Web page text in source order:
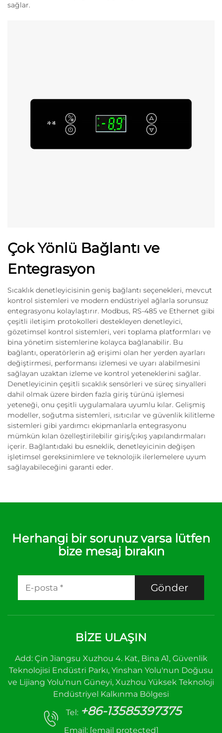
sağlar.
Çok Yönlü Bağlantı ve
Entegrasyon
Sıcaklık denetleyicisinin geniş bağlantı seçenekleri, mevcut
kontrol sistemleri ve modern endüstriyel ağlarla sorunsuz
entegrasyonu kolaylaştırır. Modbus, RS-485 ve Ethernet gibi
çeşitli iletişim protokolleri destekleyen denetleyici,
gözetimsel kontrol sistemleri, veri toplama platformları ve
bina yönetim sistemlerine kolayca bağlanabilir. Bu
bağlantı, operatörlerin ağ erişimi olan her yerden ayarları
değiştirmesi, performansı izlemesi ve uyarı alabilmesini
sağlayan uzaktan izleme ve kontrol yeteneklerini sağlar.
Denetleyicinin çeşitli sıcaklık sensörleri ve süreç sinyalleri
dahil olmak üzere birden fazla giriş türünü işlemesi
yeteneği, onu çeşitli uygulamalara uyumlu kılar. Gelişmiş
modeller, soğutma sistemleri, ısıtıcılar ve güvenlik kilitleme
sistemleri gibi yardımcı ekipmanlarla entegrasyonu
mümkün kılan özelleştirilebilir giriş/çıkış yapılandırmaları
içerir. Bağlantıdaki bu esneklik, denetleyicinin değişen
işletimsel gereksinimlere ve teknolojik ilerlemelere uyum
sağlayabileceğini garanti eder.
Herhangi bir sorunuz varsa lütfen
bize mesaj bırakın
Gönder
BIZE ULAŞIN
Add: Çin Jiangsu Xuzhou 4. Kat, Bina A1, Güvenlik
Teknolojisi Endüstri Parkı, Yinshan Yolu'nun Doğusu
ve Lijiang Yolu'nun Güneyi, Xuzhou Yüksek Teknoloji
Endüstriyel Kalkınma Bölgesi
Tel: +86-13585397375
Email: [email protected]